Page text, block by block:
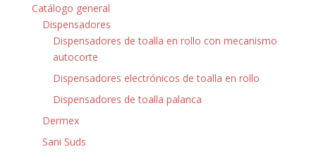
Catálogo general
Dispensadores
Dispensadores de toalla en rollo con mecanismo
autocorte
Dispensadores electrónicos de toalla en rollo
Dispensadores de toalla palanca
Dermex
Sani Suds